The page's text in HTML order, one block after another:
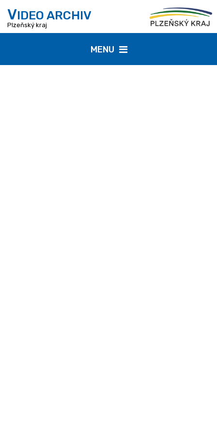
VIDEO ARCHIV
Plzeňský kraj
MENU